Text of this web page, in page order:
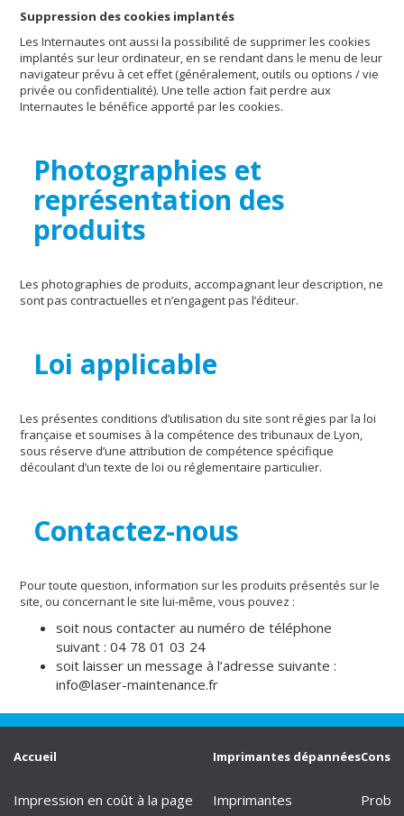
Suppression des cookies implantés
Les Internautes ont aussi la possibilité de supprimer les cookies
implantés sur leur ordinateur, en se rendant dans le menu de leur
navigateur prévu à cet effet (généralement, outils ou options / vie
privée ou confidentialité). Une telle action fait perdre aux
Internautes le bénéfice apporté par les cookies.
Photographies et
représentation des
produits
Les photographies de produits, accompagnant leur description, ne
sont pas contractuelles et n’engagent pas l’éditeur.
Loi applicable
Les présentes conditions d’utilisation du site sont régies par la loi
française et soumises à la compétence des tribunaux de Lyon,
sous réserve d’une attribution de compétence spécifique
découlant d’un texte de loi ou réglementaire particulier.
Contactez-nous
Pour toute question, information sur les produits présentés sur le
site, ou concernant le site lui-même, vous pouvez :
soit nous contacter au numéro de téléphone
suivant : 04 78 01 03 24
soit laisser un message à l’adresse suivante :
info@laser-maintenance.fr
Accueil
Impression en coût à la page
Imprimantes dépannées
Imprimantes